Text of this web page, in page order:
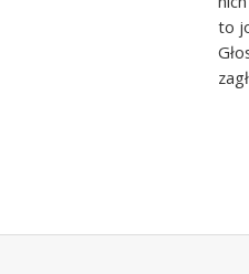
to